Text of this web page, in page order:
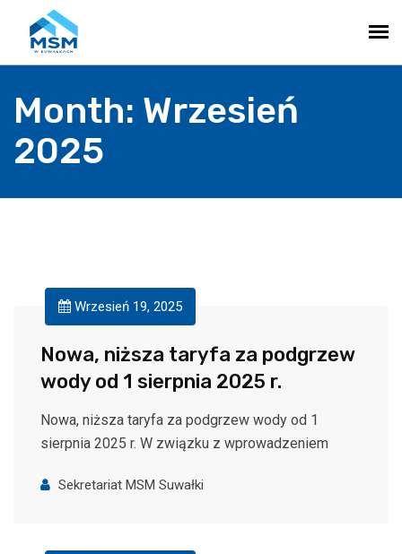
Month: Wrzesień
2025
Wrzesień 19, 2025
Nowa, niższa taryfa za podgrzew
wody od 1 sierpnia 2025 r.
Nowa, niższa taryfa za podgrzew wody od 1
sierpnia 2025 r. W związku z wprowadzeniem
Sekretariat MSM Suwałki